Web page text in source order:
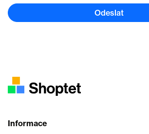
Odeslat
Informace